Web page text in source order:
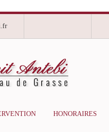
HONORAIRES